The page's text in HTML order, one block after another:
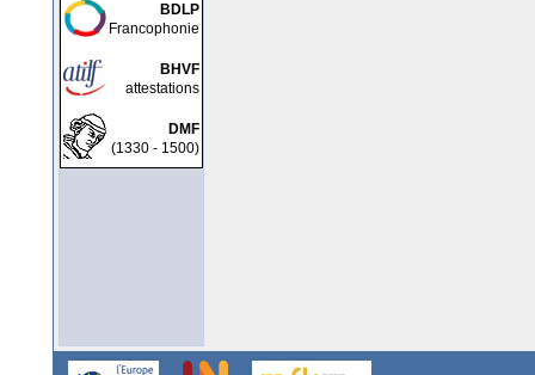
BDLP
Francophonie
BHVF
attestations
DMF
(1330 - 1500)